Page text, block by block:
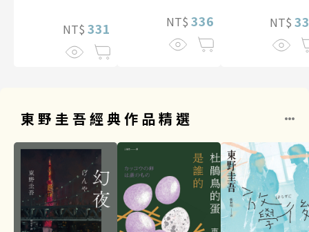
NT$ 331 NT$ 336 NT$
東野圭吾經典作品精選